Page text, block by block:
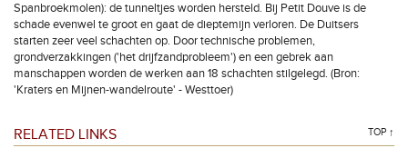
Spanbroekmolen): de tunneltjes worden hersteld. Bij Petit Douve is de
schade evenwel te groot en gaat de dieptemijn verloren. De Duitsers
starten zeer veel schachten op. Door technische problemen,
grondverzakkingen ('het drijfzandprobleem') en een gebrek aan
manschappen worden de werken aan 18 schachten stilgelegd. (Bron:
'Kraters en Mijnen-wandelroute' - Westtoer)
RELATED LINKS TOP ↑